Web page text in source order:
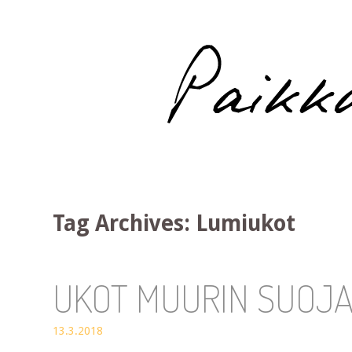
Paikka auringossa
Tag Archives: Lumiukot
UKOT MUURIN
13.3.2018